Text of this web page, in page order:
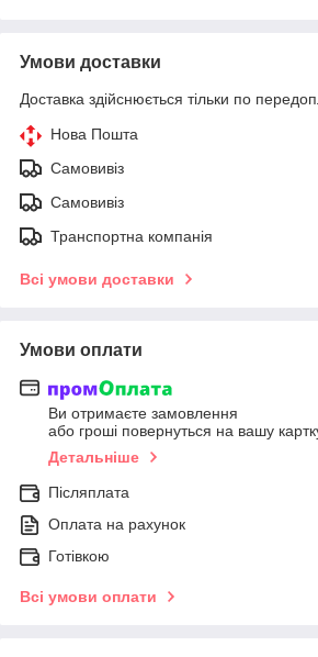
Умови доставки
Доставка здійснюється тільки по
Нова Пошта
Самовивіз
Самовивіз
Транспортна компанія
Всі умови доставки
Умови оплати
Ви отримаєте замовлення
або гроші повернуться на вашу
Детальніше
Післяплата
Оплата на рахунок
Готівкою
Всі умови оплати